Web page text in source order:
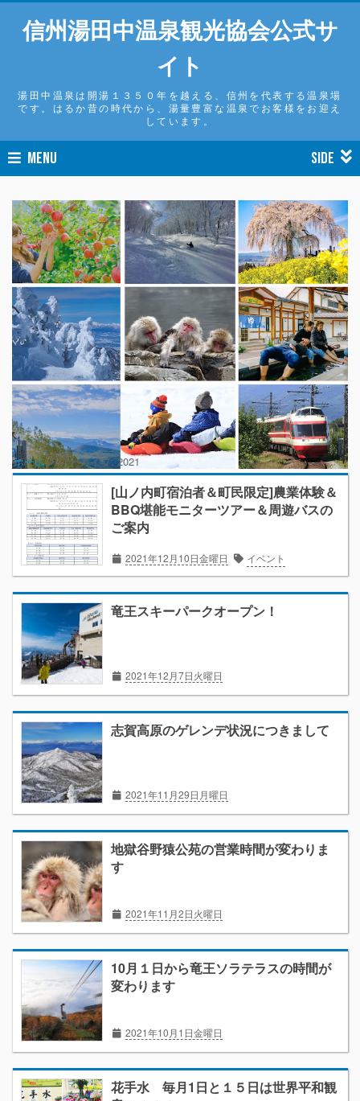
信州湯田中温泉観光協会公式サ
イト
湯田中温泉は開湯１３５０年を越える、信州を代表する温泉場
です。はるか昔の時代から、湯量豊富な温泉でお客様をお迎え
しています。
MENU SIDE
ホーム アーカイブ:2021
[山ノ内町宿泊者＆町民限定]農業体験＆
BBQ堪能モニターツアー＆周遊バスの
ご案内
2021年12月10日金曜日 イベント
竜王スキーパークオープン！
2021年12月7日火曜日
志賀高原のゲレンデ状況につきまして
2021年11月29日月曜日
地獄谷野猿公苑の営業時間が変わりま
す
2021年11月2日火曜日
10月１日から竜王ソラテラスの時間が
変わります
2021年10月1日金曜日
花手水 毎月1日と１５日は世界平和観